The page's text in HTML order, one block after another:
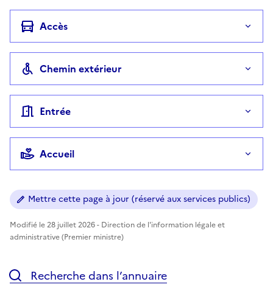
Accès
Chemin extérieur
Entrée
Accueil
Mettre cette page à jour (réservé aux services publics)
Modifié le 28 juillet 2026 - Direction de l'information légale et
administrative (Premier ministre)
Recherche dans l’annuaire